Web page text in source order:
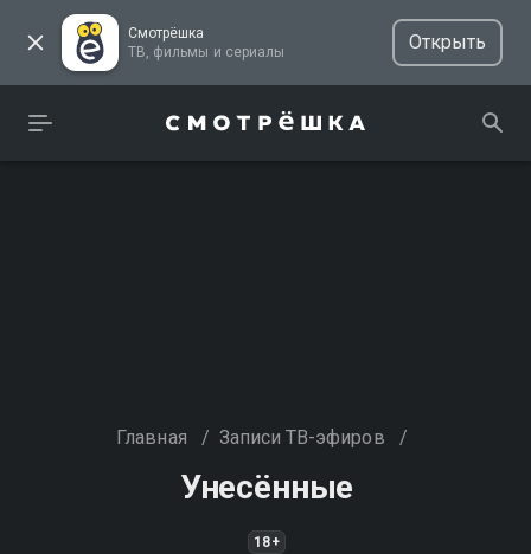
Смотрёшка
ТВ, фильмы и сериалы
Открыть
Главная / Записи ТВ-эфиров /
Унесённые
18+